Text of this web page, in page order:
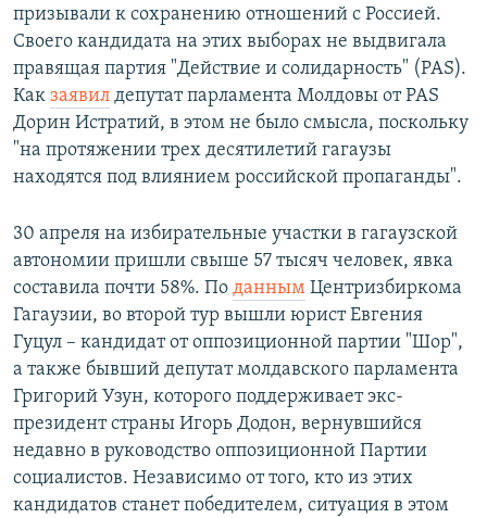
призывали к сохранению отношений с Россией.
Своего кандидата на этих выборах не выдвигала
правящая партия "Действие и солидарность" (PAS).
Как заявил депутат парламента Молдовы от PAS
Дорин Истратий, в этом не было смысла, поскольку
"на протяжении трех десятилетий гагаузы
находятся под влиянием российской пропаганды".
30 апреля на избирательные участки в гагаузской
автономии пришли свыше 57 тысяч человек, явка
составила почти 58%. По данным Центризбиркома
Гагаузии, во второй тур вышли юрист Евгения
Гуцул – кандидат от оппозиционной партии "Шор",
а также бывший депутат молдавского парламента
Григорий Узун, которого поддерживает экс-
президент страны Игорь Додон, вернувшийся
недавно в руководство оппозиционной Партии
социалистов. Независимо от того, кто из этих
кандидатов станет победителем, ситуация в этом